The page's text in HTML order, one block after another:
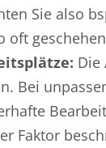
Sie also
oft
Die
Bei
Faktor